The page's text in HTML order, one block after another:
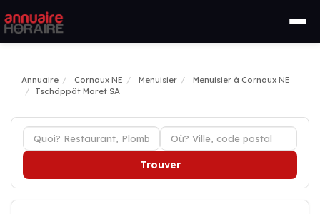
Annuaire Cornaux NE Menuisier
Menuisier à Cornaux NE
Tschäppät Moret SA
Trouver